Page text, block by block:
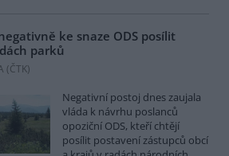
ke snaze ODS posílit
parků
(ČTK)
Negativní postoj dnes zaujala
vláda k návrhu poslanců
opoziční ODS, kteří chtějí
posílit postavení zástupců obcí